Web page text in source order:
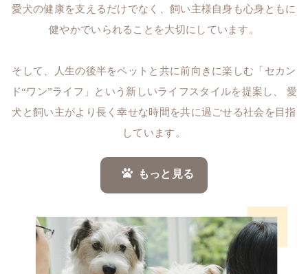
愛犬の健康を支えるだけでなく、飼い主様自身も心身ともに
健やかでいられることを大切にしています。
そして、人生の後半をペットと共に前向きに楽しむ「セカン
ド“ワン”ライフ」という新しいライフスタイルを提案し、 愛
犬と飼い主がより長く幸せな時間を共に過ごせる社会を目指
しています。
もっと見る